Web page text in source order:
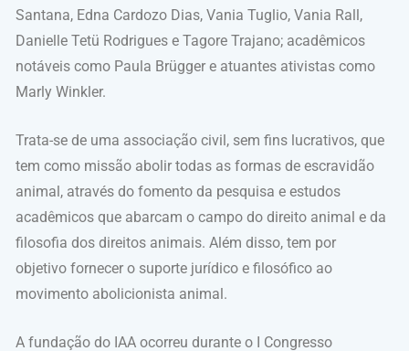
Santana, Edna Cardozo Dias, Vania Tuglio, Vania Rall,
Danielle Tetü Rodrigues e Tagore Trajano; acadêmicos
notáveis como Paula Brügger e atuantes ativistas como
Marly Winkler.
Trata-se de uma associação civil, sem fins lucrativos, que
tem como missão abolir todas as formas de escravidão
animal, através do fomento da pesquisa e estudos
acadêmicos que abarcam o campo do direito animal e da
filosofia dos direitos animais. Além disso, tem por
objetivo fornecer o suporte jurídico e filosófico ao
movimento abolicionista animal.
A fundação do IAA ocorreu durante o I Congresso